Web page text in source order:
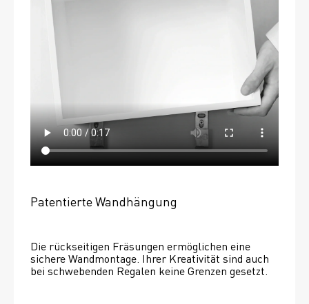
Patentierte Wandhängung
Die rückseitigen Fräsungen ermöglichen eine
sichere Wandmontage. Ihrer Kreativität sind auch
bei schwebenden Regalen keine Grenzen gesetzt.